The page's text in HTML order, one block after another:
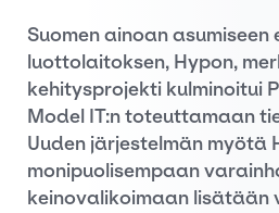
Suomen ainoan asumiseen
luottolaitoksen, Hypon,
kehitysprojekti kulminoitui
Model IT:n toteuttamaan
Uuden järjestelmän myötä
monipuolisempaan
keinovalikoimaan lisätään